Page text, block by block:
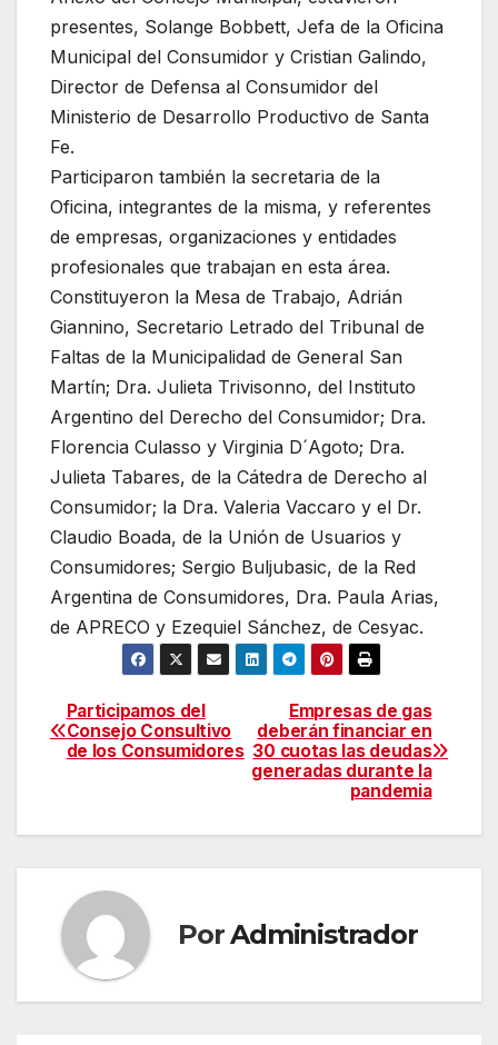
presentes, Solange Bobbett, Jefa de la Oficina
Municipal del Consumidor y Cristian Galindo,
Director de Defensa al Consumidor del
Ministerio de Desarrollo Productivo de Santa
Fe.
Participaron también la secretaria de la
Oficina, integrantes de la misma, y referentes
de empresas, organizaciones y entidades
profesionales que trabajan en esta área.
Constituyeron la Mesa de Trabajo, Adrián
Giannino, Secretario Letrado del Tribunal de
Faltas de la Municipalidad de General San
Martín; Dra. Julieta Trivisonno, del Instituto
Argentino del Derecho del Consumidor; Dra.
Florencia Culasso y Virginia D´Agoto; Dra.
Julieta Tabares, de la Cátedra de Derecho al
Consumidor; la Dra. Valeria Vaccaro y el Dr.
Claudio Boada, de la Unión de Usuarios y
Consumidores; Sergio Buljubasic, de la Red
Argentina de Consumidores, Dra. Paula Arias,
de APRECO y Ezequiel Sánchez, de Cesyac.
Navegación
de
Empresas de gas
deberán financiar en
30 cuotas las deudas
generadas durante la
pandemia
Participamos del
Consejo Consultivo
de los Consumidores
PorAdministrador